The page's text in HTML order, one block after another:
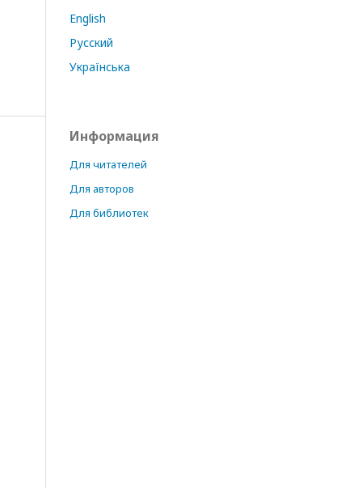
English
Русский
Українська
Информация
Для читателей
Для авторов
Для библиотек